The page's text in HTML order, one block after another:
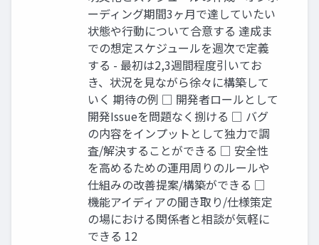
ーディング期間3ヶ月で達していたい
状態や行動について合意する 達成ま
での想定スケジュールを週次で定義
する - 最初は2,3週間程度引いてお
き、状況を見ながら徐々に構築して
いく 期待の例 □ 開発者ロールとして
開発Issueを問題なく捌ける □ バグ
の内容をインプットとして独力で調
査/解決することができる □ 安全性
を高めるための運用周りのルールや
仕組みの改善提案/構築ができる □
機能アイディアの聞き取り/仕様策定
の場における関係者と相談が気軽に
できる 12